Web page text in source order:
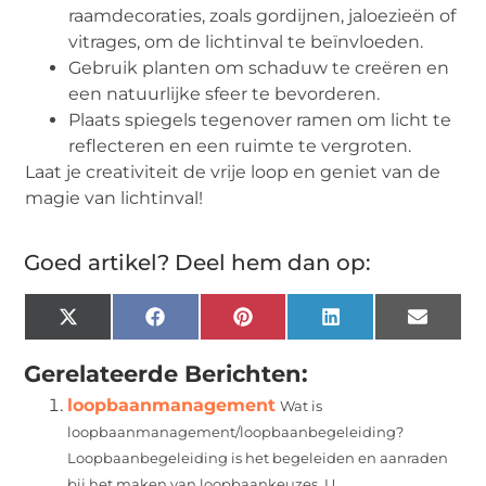
raamdecoraties, zoals gordijnen, jaloezieën of
vitrages, om de lichtinval te beïnvloeden.
Gebruik planten om schaduw te creëren en
een natuurlijke sfeer te bevorderen.
Plaats spiegels tegenover ramen om licht te
reflecteren en een ruimte te vergroten.
Laat je creativiteit de vrije loop en geniet van de
magie van lichtinval!
Goed artikel? Deel hem dan op:
X
(Twitter)
FacebookPinterest LinkedIn Email
Gerelateerde Berichten:
loopbaanmanagement Wat is
loopbaanmanagement/loopbaanbegeleiding?
Loopbaanbegeleiding is het begeleiden en aanraden